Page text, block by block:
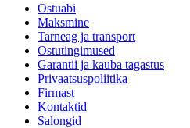
Ostuabi
Maksmine
Tarneag ja transport
Ostutingimused
Garantii ja kauba tagastus
Privaatsuspoliitika
Firmast
Kontaktid
Salongid